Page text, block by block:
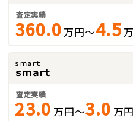
査定実績
360.0 万円～4.5
ｓｍａｒｔ
ｓｍａｒｔ
査定実績
23.0 万円～3.0 万円